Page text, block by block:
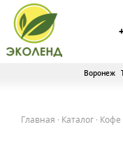
Воронеж
Главная · Каталог · Кофе